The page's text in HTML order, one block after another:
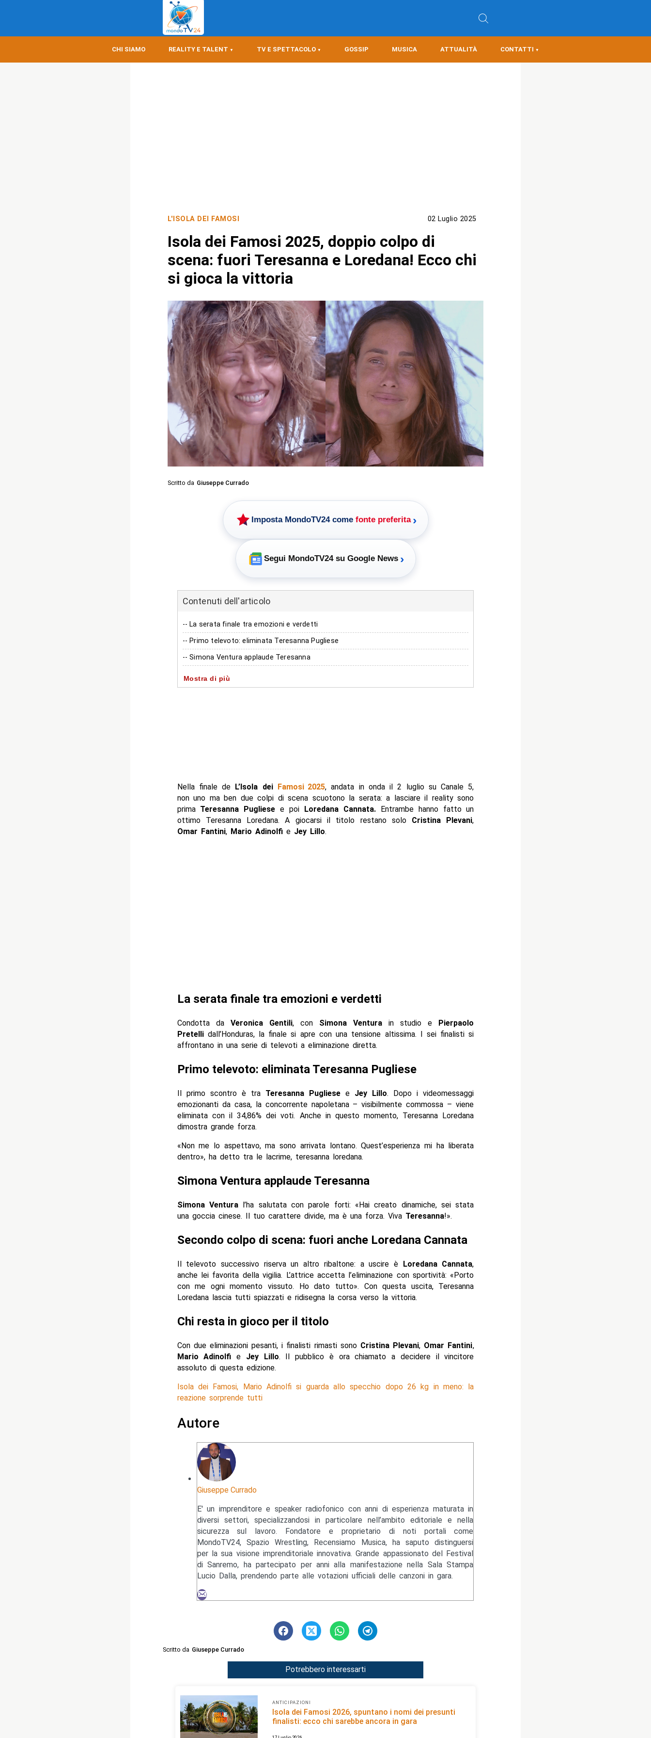
CHI SIAMO REALITY E TALENT TV E SPETTACOLO GOSSIP MUSICA ATTUALITÀ CONTATTI
L'ISOLA DEI FAMOSI 02 Luglio 2025
Isola dei Famosi 2025, doppio colpo di
scena: fuori Teresanna e Loredana! Ecco chi
si gioca la vittoria
Scritto da Giuseppe Currado
Imposta MondoTV24 come fonte preferita ›
Segui MondoTV24 su Google News ›
Contenuti dell'articolo
-- La serata finale tra emozioni e verdetti
-- Primo televoto: eliminata Teresanna Pugliese
-- Simona Ventura applaude Teresanna
-- Secondo colpo di scena: fuori anche Loredana Cannata
-- Chi resta in gioco per il titolo
Mostra di più
Nella finale de L’Isola dei Famosi 2025, andata in onda il 2 luglio su Canale 5,
non uno ma ben due colpi di scena scuotono la serata: a lasciare il reality sono
prima Teresanna Pugliese e poi Loredana Cannata.
Entrambe hanno fatto un
ottimo Teresanna Loredana. A giocarsi il titolo restano solo Cristina Plevani,
Omar Fantini, Mario Adinolfie Jey Lillo.
La serata finale tra emozioni e verdetti
Condotta da Veronica Gentili, con Simona Ventura in studio e
Pierpaolo
Pretellidall’Honduras, la finale si apre con una tensione altissima. I sei finalisti si
affrontano in una serie di televoti a eliminazione diretta.
Primo televoto: eliminata Teresanna Pugliese
Il primo scontro è tra Teresanna Pugliese e Jey Lillo. Dopo i videomessaggi
emozionanti da casa, la concorrente napoletana – visibilmente commossa – viene
eliminata con il 34,86% dei voti. Anche in questo momento, Teresanna Loredana
dimostra grande forza.
«Non me lo aspettavo, ma sono arrivata lontano. Quest’esperienza mi ha liberata
dentro», ha detto tra le lacrime, teresanna loredana.
Simona Ventura applaude Teresanna
Simona Ventural’ha salutata con parole forti: «Hai creato dinamiche, sei stata
una goccia cinese. Il tuo carattere divide, ma è una forza. Viva Teresanna!».
Secondo colpo di scena: fuori anche Loredana Cannata
Il televoto successivo riserva un altro ribaltone: a uscire è Loredana Cannata,
anche lei favorita della vigilia. L’attrice accetta l’eliminazione con sportività: «Porto
con me ogni momento vissuto. Ho dato tutto». Con questa uscita, Teresanna
Loredana lascia tutti spiazzati e ridisegna la corsa verso la vittoria.
Chi resta in gioco per il titolo
Con due eliminazioni pesanti, i finalisti rimasti sono Cristina Plevani, Omar Fantini,
Mario Adinolfi e Jey Lillo. Il pubblico è ora chiamato a decidere il vincitore
assoluto di questa edizione.
Isola dei Famosi, Mario Adinolfi si guarda allo specchio dopo 26 kg in meno: la
reazione sorprende tutti
Autore
Giuseppe Currado
E' un imprenditore e speaker radiofonico con anni di esperienza maturata in
diversi settori, specializzandosi in particolare nell’ambito editoriale e nella
sicurezza sul lavoro. Fondatore e proprietario di noti portali come
MondoTV24, Spazio Wrestling, Recensiamo Musica, ha saputo distinguersi
per la sua visione imprenditoriale innovativa. Grande appassionato del Festival
di Sanremo, ha partecipato per anni alla manifestazione nella Sala Stampa
Lucio Dalla, prendendo parte alle votazioni ufficiali delle canzoni in gara.
Scritto da Giuseppe Currado
Potrebbero interessarti
ANTICIPAZIONI
Isola dei Famosi 2026, spuntano i nomi dei presunti
finalisti: ecco chi sarebbe ancora in gara